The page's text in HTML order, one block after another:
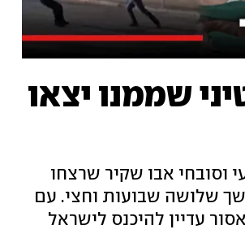
שממנו יצאו
וסובחי אבו שקיר שרצחו
שלושה שבועות וחצי. עם